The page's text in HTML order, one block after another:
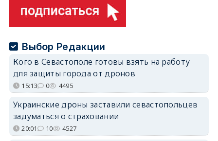
Выбор Редакции
Кого в Севастополе готовы взять на работу
для защиты города от дронов
15:13 0 4495
Украинские дроны заставили севастопольцев
задуматься о страховании
20:01 10 4527